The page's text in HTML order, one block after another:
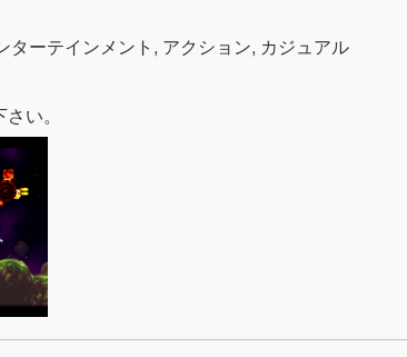
ターテインメント, アクション, カジュアル
い。